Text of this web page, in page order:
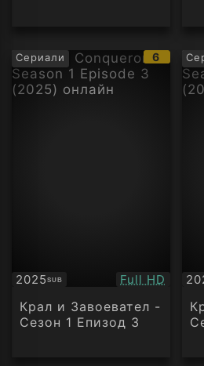
Сериали
IMDb
6
2025SUB
Субтитри Качество:
Full HD
Крал и Завоевател -
Сезон 1 Епизод 3